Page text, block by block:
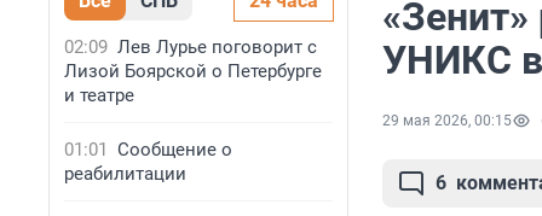
02:09 Лев Лурье поговорит с
Лизой Боярской о Петербурге
и театре
01:01 Сообщение о
реабилитации
УНИКС
29 мая 2026, 00:15
6